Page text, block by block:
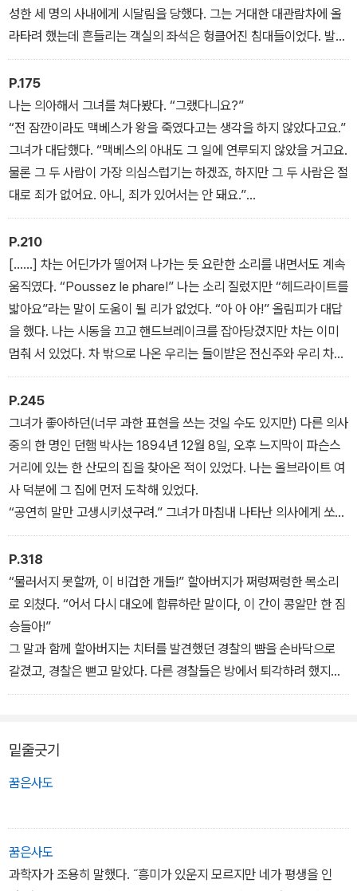
성한 세 명의 사내에게 시달림을 당했다. 그는 거대한 대관람차에 올
라타려 했는데 흔들리는 객실의 좌석은 헝클어진 침대들이었다. 발
대신 바퀴가 달린 뚱뚱한 경찰관이 그를 향해 굴러 오면서 소리를 질
렀다. “윌파워윌, 윌파워윌, 휩푸어윌!”
눈을 뜬 킨스트레이는 천장을 바라보며 새의 울음을 세기 시작했다.
한번은 쉰세 번을 쉬지 않고 새가 울어 댔다. 물방울이 똑똑 떨어지는
소리나 눈을 뜰 수 없을 만큼 환한 빛처럼 쏙독새의 울음소리에는 사
람을 미치게 만드는 구석이 있었다. 그 소리를 계속 듣느니 무슨 고백
이라도 다 할 수 있을 것 같았다. 몇 년 동안 생각하지 않았던 것들이
갑자기 떠올랐다.
- 「쏙독새」에서
P.175
나는 의아해서 그녀를 쳐다봤다. “그랬다니요?”
“전 잠깐이라도 맥베스가 왕을 죽였다고는 생각을 하지 않았다고요.”
그녀가 대답했다. “맥베스의 아내도 그 일에 연루되지 않았을 거고요.
물론 그 두 사람이 가장 의심스럽기는 하겠죠, 하지만 그 두 사람은 절
대로 죄가 없어요. 아니, 죄가 있어서는 안 돼요.”
“죄송하지만,” 내가 입을 열었다. “그게 무슨-”
“정말 모르시겠어요?” 미국 여인이 물었다. “누가 일을 저질렀는지
바로 알아챌 수 있다면 책을 읽는 재미가 없을 거예요. 그런 짓을 셰익
스피어가 할 리는 없잖아요? 제가 아는 바로는 ‘햄릿’이란 인물을 제
대로 파악한 사람이 거의 없다고 하더군요. 셰익스피어가 맥베스라고
파악하기 쉬운 인물로 남겨 두었겠어요?”
나는 파이프에 담배를 채워 넣으며 그녀의 말을 생각해 보았다. “그럼
누가 의심스러웠죠?” 내가 불쑥 물었다.
“맥더프요.” 그녀가 마치 준비라도 하고 있었던 듯 대답을 했다.
“세상에.” 나도 몰래 탄성이 내 입에서 흘러나왔다.
-「맥베스 살인 미스터리」에서
P.210
[……] 차는 어딘가가 떨어져 나가는 듯 요란한 소리를 내면서도 계속
움직였다. “Poussez le phare!” 나는 소리 질렀지만 “헤드라이트를
밟아요”라는 말이 도움이 될 리가 없었다. “아 아 아!” 올림피가 대답
을 했다. 나는 시동을 끄고 핸드브레이크를 잡아당겼지만 차는 이미
멈춰 서 있었다. 차 밖으로 나온 우리는 들이받은 전신주와 우리 차를
번갈아 쳐다봤다. 차의 오른쪽 흙받기가 구겨진 채 찢겨 있었고 뒤쪽
흙받기도 파손되었지만 그 외에는 별다른 피해가 없었다. 나를 쳐다
보는 올림피의 얼굴 표정이 너무 초췌해서 한마디 위로를 해야 할 것
같았다. “Il fait beau(좋은 날씨입니다).” 내가 생각할 수 있는 프랑
스어는 그게 다였다.
- 「올림피와의 드라이브」에서
P.245
그녀가 좋아하던(너무 과한 표현을 쓰는 것일 수도 있지만) 다른 의사
중의 한 명인 던햄 박사는 1894년 12월 8일, 오후 느지막이 파슨스
거리에 있는 한 산모의 집을 찾아온 적이 있었다. 나는 올브라이트 여
사 덕분에 그 집에 먼저 도착해 있었다.
“공연히 말만 고생시키셨구려.” 그녀가 마침내 나타난 의사에게 쏘아
붙이듯 말했다. “당신이 오지 않았어도 잘 처리했어요.” 하지만 그녀
는 한 가지 미심쩍은 점이 있었는데 그것을 의사에게 물어보기로 했
다. “사내 아기치고는 머리에 너무 숱이 많던데 그런 애들이 좀 지능
이 떨어진다는 말이 사실인가요?”
던햄 박사는 언제나처럼 그 문제를 잠시 신중하게 고려해 보는 것 같
았다. “내 생각엔 이 아기의 경우보다 관자놀이 쪽에 난 머리털이 더
두꺼운 경우에만 그 이야기가 맞는다고 봐요.” 박사가 말했다. “하지
만 나라면 아기 엄마한테는 이런 이야기를 안 할 거요.” 그가 덧붙였
해도 아직 이해를 못 했을 것이다.
- 「흑백사진 속의 여인」에서
P.318
“물러서지 못할까, 이 비겁한 개들!” 할아버지가 쩌렁쩌렁한 목소리
로 외쳤다. “어서 다시 대오에 합류하란 말이다, 이 간이 콩알만 한 짐
승들아!”
그 말과 함께 할아버지는 치터를 발견했던 경찰의 뺨을 손바닥으로
갈겼고, 경찰은 뻗고 말았다. 다른 경찰들은 방에서 퇴각하려 했지만
할아버지보다 빠르지 못했다. 할아버지는 자빠진 경찰의 권총집에서
총을 맞았다. 우리는 간신히 아래층으로 내려와서 할아버지가 나오지
못하도록 문을 잠갔다. 할아버지는 어둠 속에서 한두 방 더 총을 쏘고
“우리 할아버지세요.” 내가 조에게 숨 가쁘게 설명했다. “할아버지는
아저씨들을 탈영병으로 생각해요.”
-「유령 소동」에서
밑줄긋기
꿈은사도
꿈은사도
과학자가 조용히 말했다. ˝흥미가 있운지 모르지만 네가 평생을 인